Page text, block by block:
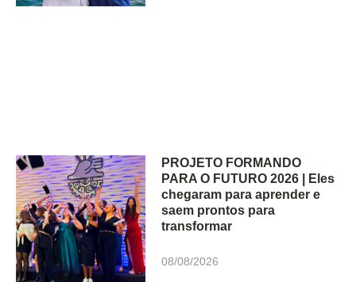
PROJETO FORMANDO
PARA O FUTURO 2026 | Eles
chegaram para aprender e
saem prontos para
transformar
08/08/2026